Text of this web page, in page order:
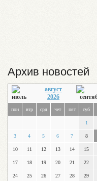
Архив новостей
август
2026
пон втр срд чет пят суб
1
3 4 5 6 7 8
10 11 12 13 14 15
17 18 19 20 21 22
24 25 26 27 28 29